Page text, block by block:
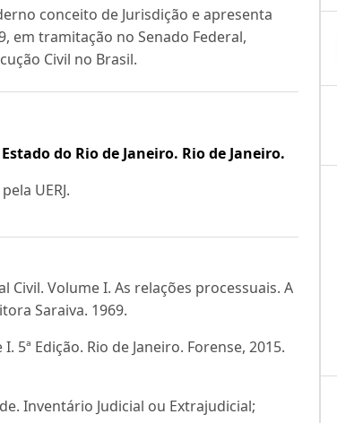
conceito de Jurisdição e apresenta
em tramitação no Senado Federal,
Civil no Brasil.
do Rio de Janeiro. Rio de Janeiro.
UERJ.
Civil. Volume I. As relações processuais. A
Saraiva. 1969.
5ª Edição. Rio de Janeiro. Forense, 2015.
Inventário Judicial ou Extrajudicial;